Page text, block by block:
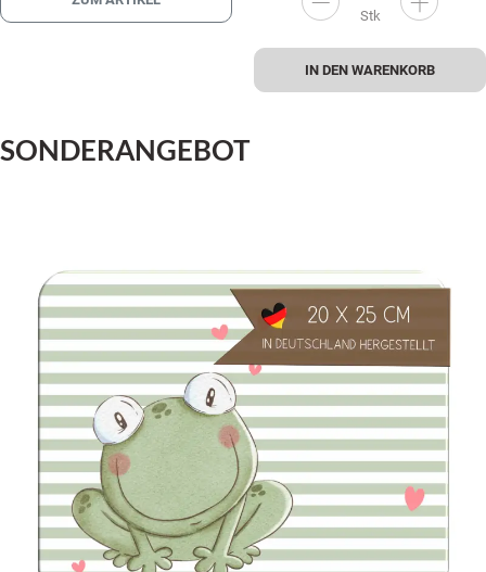
Stk
IN DEN WARENKORB
SONDERANGEBOT